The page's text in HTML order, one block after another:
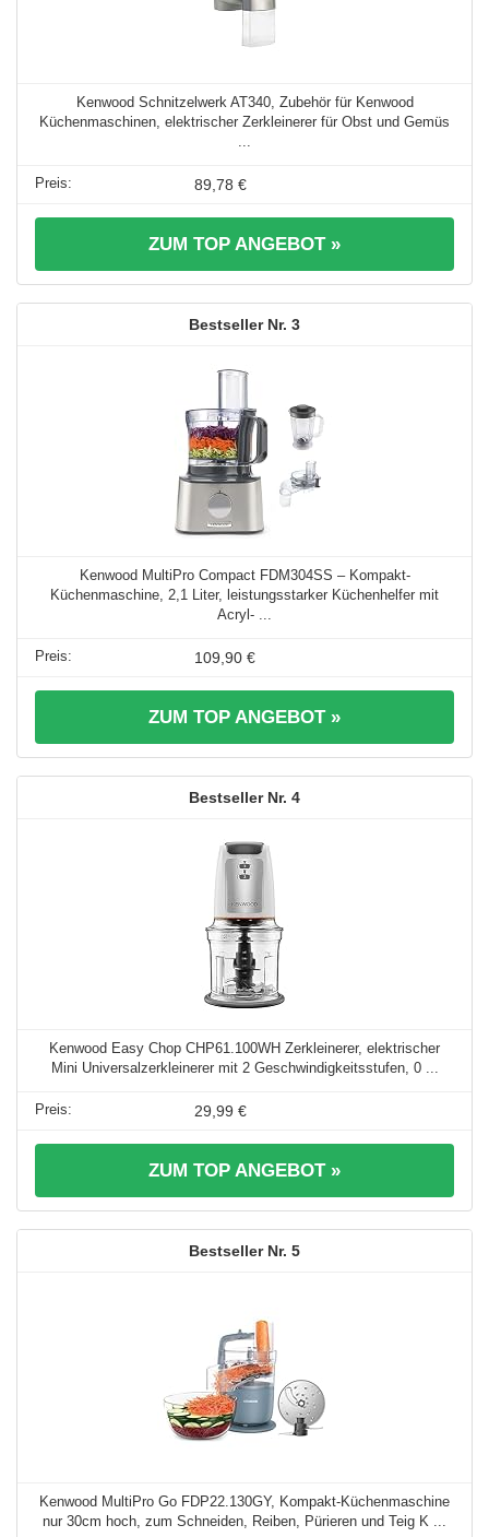
Kenwood Schnitzelwerk AT340, Zubehör für Kenwood
Küchenmaschinen, elektrischer Zerkleinerer für Obst und Gemüs
89,78 €
ZUM TOP ANGEBOT »
3
Kenwood MultiPro Compact FDM304SS – Kompakt-
Küchenmaschine, 2,1 Liter, leistungsstarker Küchenhelfer mit
Acryl- ...
109,90 €
ZUM TOP ANGEBOT »
4
Kenwood Easy Chop CHP61.100WH Zerkleinerer, elektrischer
Mini Universalzerkleinerer mit 2 Geschwindigkeitsstufen, 0 ...
29,99 €
ZUM TOP ANGEBOT »
5
Kenwood MultiPro Go FDP22.130GY, Kompakt-Küchenmaschine
nur 30cm hoch, zum Schneiden, Reiben, Pürieren und Teig K ...